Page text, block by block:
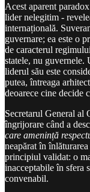
Acest aparent
lider nelegitim -
internațională.
guvernare; ea este o
de caracterul
statele, nu guvernele.
liderul său este
putea, întreaga
deoarece cine decide
Secretarul General al
îngrijorare când a
care amenință
neapărat în
principiul validat: o
inacceptabile în sfera
convenabil.